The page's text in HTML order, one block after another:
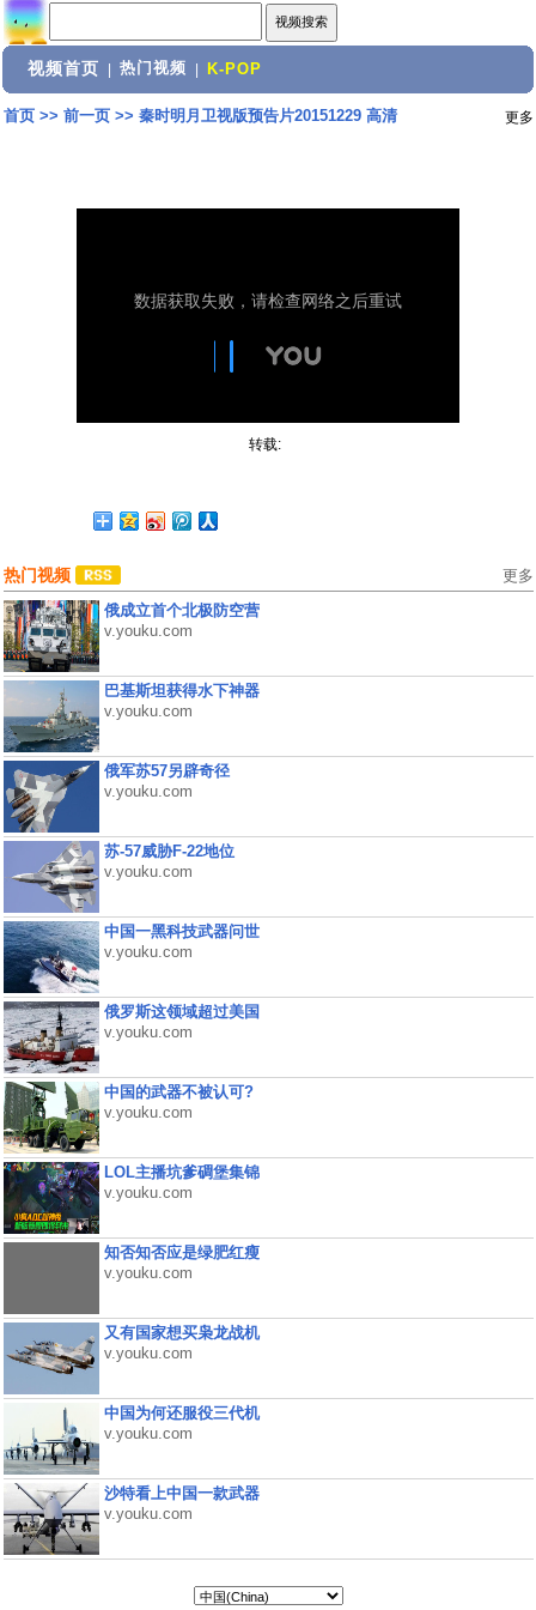
视频首页 热门视频 K-POP
首页>> 前一页>>秦时明月卫视版预告片20151229 高清 更多
转载:
热门视频 更多
俄成立首个北极防空营
v.youku.com
巴基斯坦获得水下神器
v.youku.com
俄军苏57另辟奇径
v.youku.com
苏-57威胁F-22地位
v.youku.com
中国一黑科技武器问世
v.youku.com
俄罗斯这领域超过美国
v.youku.com
中国的武器不被认可?
v.youku.com
LOL主播坑爹碉堡集锦
v.youku.com
知否知否应是绿肥红瘦
v.youku.com
又有国家想买枭龙战机
v.youku.com
中国为何还服役三代机
v.youku.com
沙特看上中国一款武器
v.youku.com